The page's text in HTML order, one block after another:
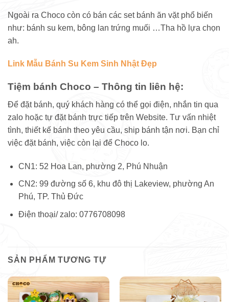
Ngoài ra Choco còn có bán các set bánh ăn vặt phổ biến
như: bánh su kem, bông lan trứng muối …Tha hồ lựa chọn
ah.
Link Mẫu Bánh Su Kem Sinh Nhật Đẹp
Tiệm bánh Choco – Thông tin liên hệ:
Để đặt bánh, quý khách hàng có thể gọi điện, nhắn tin qua
zalo hoặc tự đặt bánh trực tiếp trên Website. Tư vấn nhiệt
tình, thiết kế bánh theo yêu cầu, ship bánh tận nơi. Bạn chỉ
việc đặt bánh, việc còn lại để Choco lo.
CN1: 52 Hoa Lan, phường 2, Phú Nhuận
CN2: 99 đường số 6, khu đô thị Lakeview, phường An
Phú, TP. Thủ Đức
Điện thoại/ zalo: 0776708098
SẢN PHẨM TƯƠNG TỰ